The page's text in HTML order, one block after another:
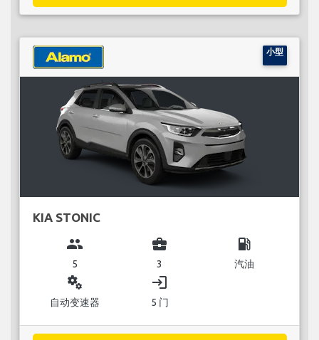
小型
KIA STONIC
group
5
business_center
3
local_gas_station
汽油
miscellaneous_services
自动变速器
login
5 门